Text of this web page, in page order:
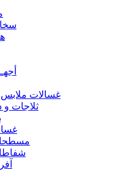
غسالات
ثلاجات و